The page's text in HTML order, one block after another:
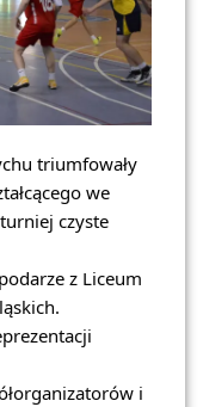
triumfowały
we
turniej czyste
z Liceum
i